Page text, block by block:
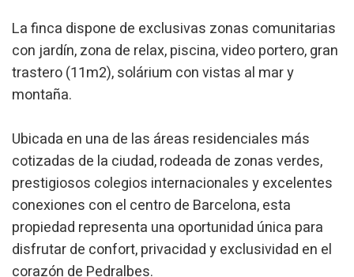
La finca dispone de exclusivas zonas comunitarias
con jardín, zona de relax, piscina, video portero, gran
trastero (11m2), solárium con vistas al mar y
montaña.
Ubicada en una de las áreas residenciales más
cotizadas de la ciudad, rodeada de zonas verdes,
prestigiosos colegios internacionales y excelentes
conexiones con el centro de Barcelona, esta
propiedad representa una oportunidad única para
disfrutar de confort, privacidad y exclusividad en el
corazón de Pedralbes.
Marketing y publicidad
Estas cookies son utilizadas para almacenar información
sobre las preferencias y elecciones personales del usuario
a través de la observación continuada de sus hábitos de
relacionada con el perfil de navegación del usuario.